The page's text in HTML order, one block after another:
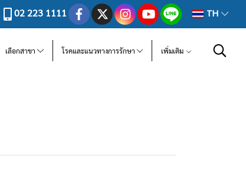
02 223 1111 TH
เลือกสาขา โรคและแนวทางการรักษา เพิ่มเติม